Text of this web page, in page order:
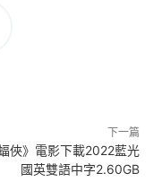
下一篇
俠》電影下載2022藍光
國英雙語中字2.60GB